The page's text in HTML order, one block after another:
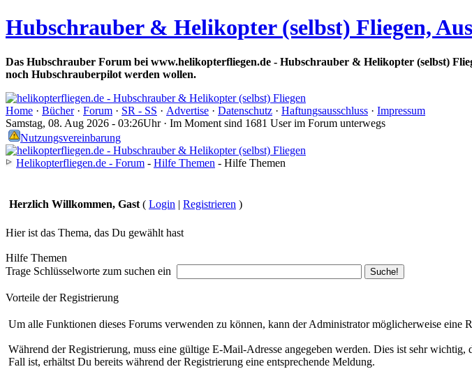
Hubschrauber & Helikopter (selbst) Fliegen,
Das Hubschrauber Forum bei www.helikopterfliegen.de - Hubschrauber & Helikopter (selbst)
noch Hubschrauberpilot werden wollen.
Home · Bücher· Forum · SR - SS · Advertise · Datenschutz · Haftungsausschluss · Impressum
Samstag, 08. Aug 2026 - 03:26Uhr · Im Moment sind 1681 User im Forum unterwegs
Nutzungsvereinbarung
Helikopterfliegen.de - Forum - Hilfe Themen - Hilfe Themen
Herzlich Willkommen, Gast ( Login | Registrieren )
Hier ist das Thema, das Du gewählt hast
Hilfe Themen
Trage Schlüsselworte zum suchen ein
Vorteile der Registrierung
Um alle Funktionen dieses Forums verwenden zu können, kann der Administrator möglicherweise
Während der Registrierung, muss eine gültige E-Mail-Adresse angegeben werden. Dies ist sehr
Fall ist, erhältst Du bereits während der Registrierung eine entsprechende Meldung.